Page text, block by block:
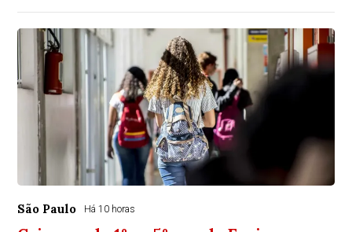
São Paulo Há 10 horas